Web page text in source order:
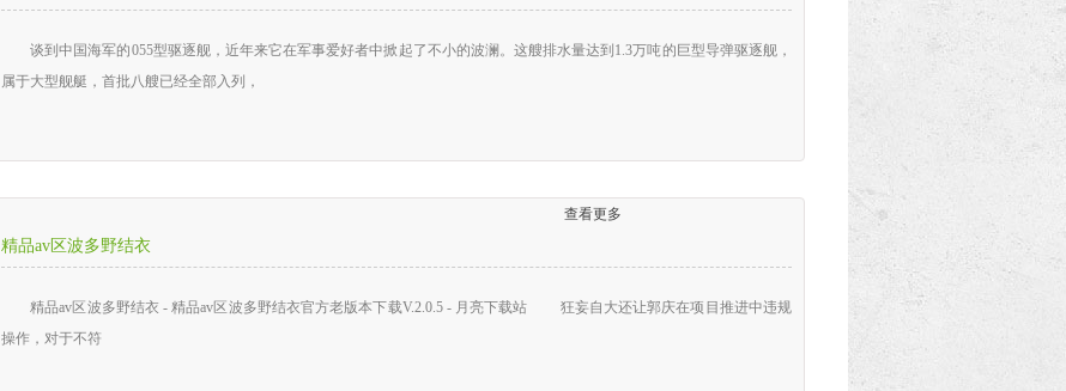
谈到中国海军的055型驱逐舰，近年来它在军事爱好者中掀起了不小的波澜。这艘排水量达到1.3万吨的巨型导弹驱逐舰，
属于大型舰艇，首批八艘已经全部入列，
精品av区波多野结衣
查看更多
精品av区波多野结衣 - 精品av区波多野结衣官方老版本下载V.2.0.5 - 月亮下载站 狂妄自大还让郭庆在项目推进中违规
操作，对于不符